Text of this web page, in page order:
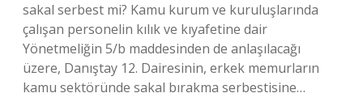
sakal serbest mi? Kamu kurum ve kuruluşlarında
çalışan personelin kılık ve kıyafetine dair
Yönetmeliğin 5/b maddesinden de anlaşılacağı
üzere, Danıştay 12. Dairesinin, erkek memurların
kamu sektöründe sakal bırakma serbestisine…